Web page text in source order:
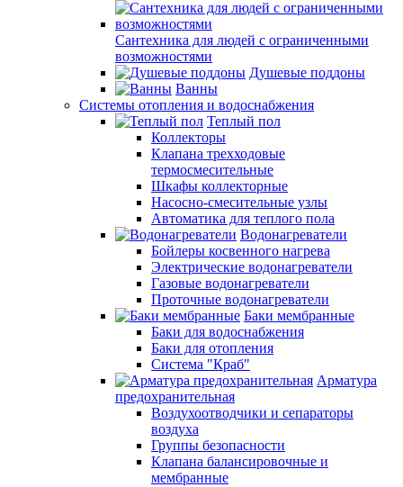
Сантехника для людей с ограниченными
возможностями
Душевые поддоны
Ванны
Системы отопления и водоснабжения
Теплый пол
Коллекторы
Клапана трехходовые
термосмесительные
Шкафы коллекторные
Насосно-смесительные узлы
Автоматика для теплого пола
Водонагреватели
Бойлеры косвенного нагрева
Электрические водонагреватели
Газовые водонагреватели
Проточные водонагреватели
Баки мембранные
Баки для водоснабжения
Баки для отопления
Система "Краб"
Арматура
предохранительная
Воздухоотводчики и сепараторы
воздуха
Группы безопасности
Клапана балансировочные и
мембранные